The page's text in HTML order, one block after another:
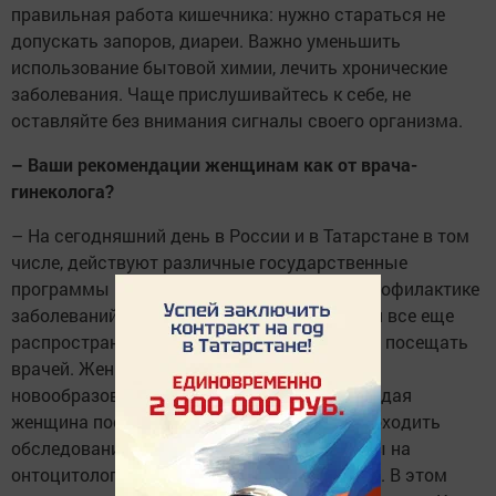
правильная работа кишечника: нужно стараться не
допускать запоров, диареи. Важно уменьшить
использование бытовой химии, лечить хронические
заболевания. Чаще прислушивайтесь к себе, не
оставляйте без внимания сигналы своего организма.
– Ваши рекомендации женщинам как от врача-
гинеколога?
– На сегодняшний день в России и в Татарстане в том
числе, действуют различные государственные
программы по оздоровлению населения, профилактике
заболеваний. Несмотря на это, заболевания все еще
распространены. Берегите себя. Не бойтесь посещать
врачей. Женщины могут сами выявить
новообразования в молочных железах. Каждая
женщина после 18 лет должна раз в год проходить
обследование, своевременно сдавать тесты на
онтоцитологию, вирус папилломы человека. В этом